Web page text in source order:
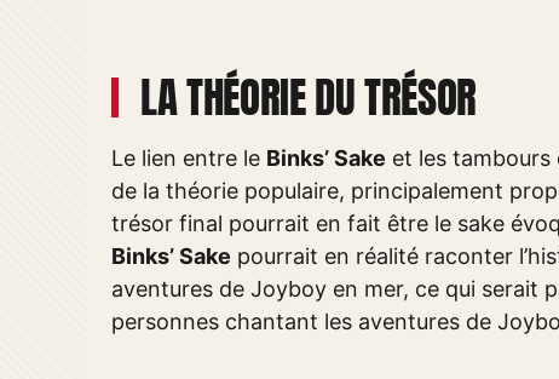
LA THÉORIE DU TRÉSOR
Le lien entre le Binks’ Sake et les
de la théorie populaire, principalement
trésor final pourrait en fait être le sake
Binks’ Sake pourrait en réalité raconter
aventures de Joyboy en mer, ce qui serait
personnes chantant les aventures de